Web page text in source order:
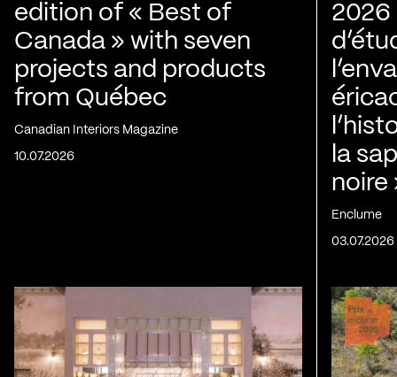
edition of « Best of
Canada » with seven
projects and products
from Québec
Canadian Interiors Magazine
10.07.2026
2026
la
noire
Enclume
03.07.2026